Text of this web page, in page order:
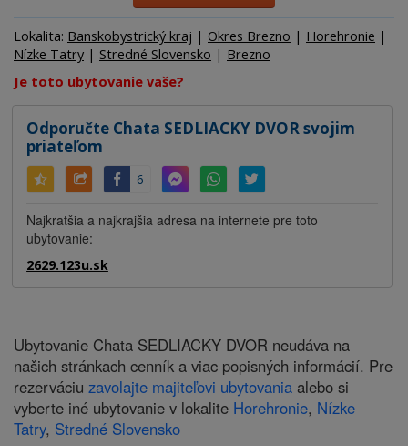
Lokalita: Banskobystrický kraj | Okres Brezno | Horehronie |
Nízke Tatry | Stredné Slovensko | Brezno
Je toto ubytovanie vaše?
Odporučte Chata SEDLIACKY DVOR svojim
priateľom
6
Najkratšia a najkrajšia adresa na internete pre toto
ubytovanie:
2629.123u.sk
Ubytovanie Chata SEDLIACKY DVOR neudáva na
našich stránkach cenník a viac popisných informácií. Pre
rezerváciu zavolajte majiteľovi ubytovania alebo si
vyberte iné ubytovanie v lokalite Horehronie, Nízke
Tatry, Stredné Slovensko